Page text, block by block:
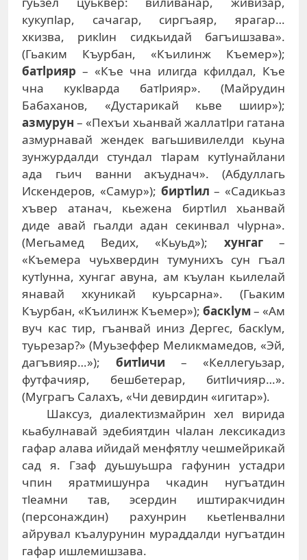
кукупlар, сачагар, сиргъаяр, ярагар…
хкизва, рикlин сидкьидай багъишзава».
(Гьаким Къурбан, «Къилинж Къемер»);
батlрияр – «Къе чна илигда кфилдал, Къе
чна кукlварда батlрияр». (Майрудин
Бабаханов, «Дустарикай кьве шиир»);
азмурун– «Пехъи хьанвай жаллатlри гатана
азмурнавай жендек вагьшивилелди кьуна
зунжурдалди стундал тlарам кутlунайлани
ада гьич ванни акъуднач». (Абдуллагь
Искендеров, «Самур»); биртlил– «Садикьаз
хъвер атанач, кьежена биртlил хьанвай
диде авай гьалди адан секинвал чlурна».
(Мегьамед Ведих, «Кьуьд»); хунгаг –
«Къемера чуьхвердин тумунихъ сун гъал
кутlунна, хунгаг авуна, ам къулан кьилелай
янавай хкуникай куьрсарна». (Гьаким
Къурбан, «Къилинж Къемер»); баскlум– «Ам
вуч кас тир, гъанвай иниз Дергес, баскlум,
туьрезар?» (Муьзеффер Меликмамедов, «Эй,
дагъвияр…»); битlичи – «Келлегуьзар,
футфачияр, бешбетерар, битlичияр…».
(Муграгъ Салахъ, «Чи девирдин «игитар»).
Шаксуз, диалектизмайрин хел вирида
кьабулнавай эдебиятдин чlалан лексикадиз
гафар алава ийидай менфятлу чешмейрикай
сад я. Гзаф дуьшуьшра гафунин устадри
чпин яратмишунра чкадин нугъатдин
тlеамни тав, эсердин иштиракчидин
(персонаждин) рахунрин кьетlенвални
айрувал къалурунин мураддалди нугъатдин
гафар ишлемишзава.